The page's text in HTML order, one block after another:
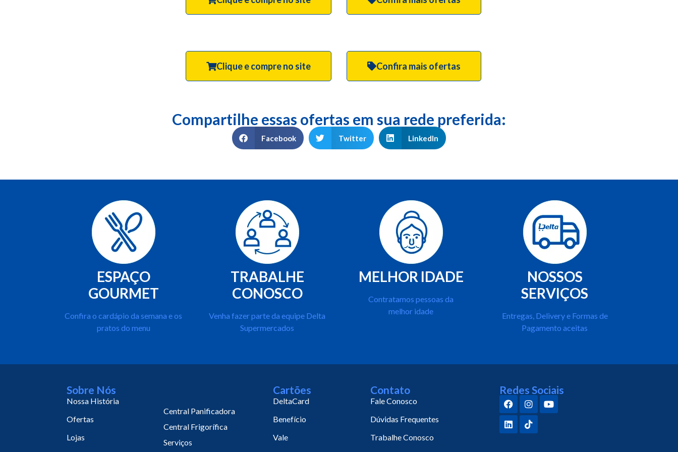
Clique e compre no site Confira mais ofertas
Compartilhe essas ofertas em sua rede preferida:
Facebook Twitter LinkedIn
ESPAÇO
GOURMET
Confira o cardápio da semana e os
pratos do menu
TRABALHE
CONOSCO
Venha fazer parte da equipe Delta
Supermercados
MELHOR IDADE
Contratamos pessoas da
melhor idade
NOSSOS
SERVIÇOS
Entregas, Delivery e Formas de
Pagamento aceitas
Sobre Nós
Nossa História
Ofertas
Lojas
Central Panificadora
Central Frigorífica
Serviços
Cartões
DeltaCard
Benefício
Vale
Contato
Fale Conosco
Dúvidas Frequentes
Trabalhe Conosco
Redes Sociais